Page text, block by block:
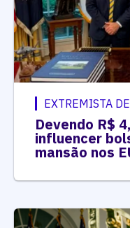
EXTREMISTA
Devendo R$
influencer
mansão nos